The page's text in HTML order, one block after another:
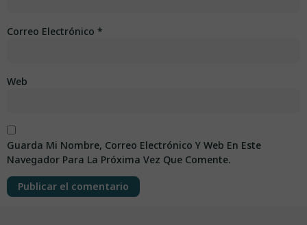
Correo Electrónico *
Web
Guarda Mi Nombre, Correo Electrónico Y Web En Este
Navegador Para La Próxima Vez Que Comente.